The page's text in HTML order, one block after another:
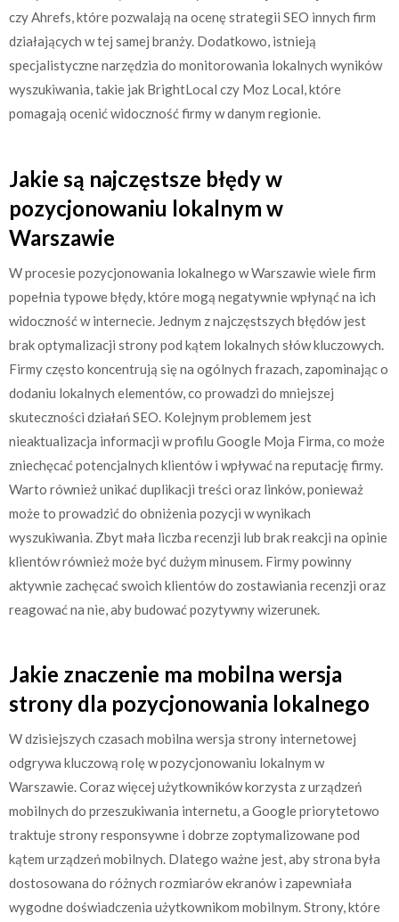
czy Ahrefs, które pozwalają na ocenę strategii SEO innych firm
działających w tej samej branży. Dodatkowo, istnieją
specjalistyczne narzędzia do monitorowania lokalnych wyników
wyszukiwania, takie jak BrightLocal czy Moz Local, które
pomagają ocenić widoczność firmy w danym regionie.
Jakie są najczęstsze błędy w
pozycjonowaniu lokalnym w
Warszawie
W procesie pozycjonowania lokalnego w Warszawie wiele firm
popełnia typowe błędy, które mogą negatywnie wpłynąć na ich
widoczność w internecie. Jednym z najczęstszych błędów jest
brak optymalizacji strony pod kątem lokalnych słów kluczowych.
Firmy często koncentrują się na ogólnych frazach, zapominając o
dodaniu lokalnych elementów, co prowadzi do mniejszej
skuteczności działań SEO. Kolejnym problemem jest
nieaktualizacja informacji w profilu Google Moja Firma, co może
zniechęcać potencjalnych klientów i wpływać na reputację firmy.
Warto również unikać duplikacji treści oraz linków, ponieważ
może to prowadzić do obniżenia pozycji w wynikach
wyszukiwania. Zbyt mała liczba recenzji lub brak reakcji na opinie
klientów również może być dużym minusem. Firmy powinny
aktywnie zachęcać swoich klientów do zostawiania recenzji oraz
reagować na nie, aby budować pozytywny wizerunek.
Jakie znaczenie ma mobilna wersja
strony dla pozycjonowania lokalnego
W dzisiejszych czasach mobilna wersja strony internetowej
odgrywa kluczową rolę w pozycjonowaniu lokalnym w
Warszawie. Coraz więcej użytkowników korzysta z urządzeń
mobilnych do przeszukiwania internetu, a Google priorytetowo
traktuje strony responsywne i dobrze zoptymalizowane pod
kątem urządzeń mobilnych. Dlatego ważne jest, aby strona była
dostosowana do różnych rozmiarów ekranów i zapewniała
wygodne doświadczenia użytkownikom mobilnym. Strony, które